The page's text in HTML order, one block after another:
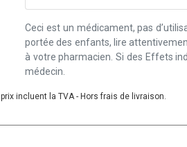
Ceci est un médicament, pas
portée des enfants, lire
à votre pharmacien. Si des Effets
médecin.
incluent la TVA - Hors frais de livraison.